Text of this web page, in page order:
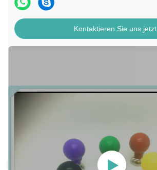
Kontaktieren Sie uns jetzt